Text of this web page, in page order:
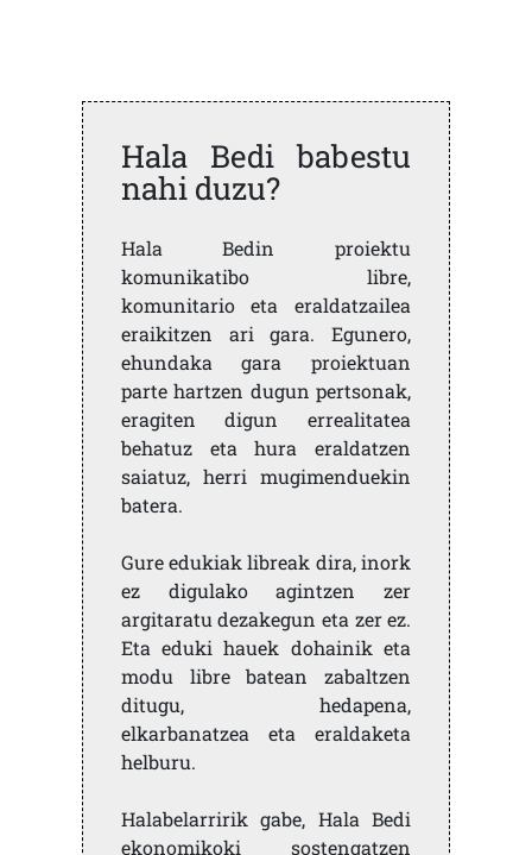
Hala Bedi babestu
nahi duzu?
Hala Bedin proiektu
komunikatibo libre,
komunitario eta eraldatzailea
eraikitzen ari gara. Egunero,
ehundaka gara proiektuan
parte hartzen dugun pertsonak,
eragiten digun errealitatea
behatuz eta hura eraldatzen
saiatuz, herri mugimenduekin
batera.
Gure edukiak libreak dira, inork
ez digulako agintzen zer
argitaratu dezakegun eta zer ez.
Eta eduki hauek dohainik eta
modu libre batean zabaltzen
ditugu, hedapena,
elkarbanatzea eta eraldaketa
helburu.
Halabelarririk gabe, Hala Bedi
ekonomikoki sostengatzen